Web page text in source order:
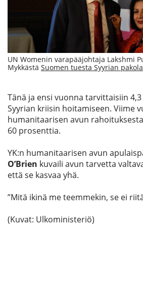
UN Womenin varapääjohtaja Lakshmi
Mykkästä Suomen tuesta Syyrian
Tänä ja ensi vuonna tarvittaisiin
Syyrian kriisin hoitamiseen. Viime
humanitaarisen avun
60 prosenttia.
YK:n humanitaarisen avun
O’Brien kuvaili avun tarvetta
että se kasvaa yhä.
”Mitä ikinä me teemmekin, se ei
(Kuvat: Ulkoministeriö)